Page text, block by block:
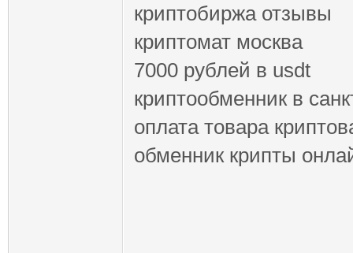
криптобиржа отзывы
криптомат москва
7000 рублей в usdt
криптообменник в
оплата товара
обменник крипты